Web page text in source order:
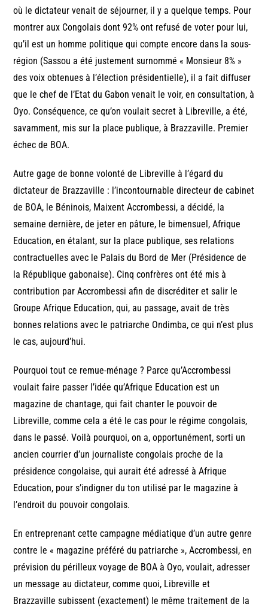
où le dictateur venait de séjourner, il y a quelque temps. Pour
montrer aux Congolais dont 92% ont refusé de voter pour lui,
qu’il est un homme politique qui compte encore dans la sous-
région (Sassou a été justement surnommé « Monsieur 8% »
des voix obtenues à l’élection présidentielle), il a fait diffuser
que le chef de l’Etat du Gabon venait le voir, en consultation, à
Oyo. Conséquence, ce qu’on voulait secret à Libreville, a été,
savamment, mis sur la place publique, à Brazzaville. Premier
échec de BOA.
Autre gage de bonne volonté de Libreville à l’égard du
dictateur de Brazzaville : l’incontournable directeur de cabinet
de BOA, le Béninois, Maixent Accrombessi, a décidé, la
semaine dernière, de jeter en pâture, le bimensuel, Afrique
Education, en étalant, sur la place publique, ses relations
contractuelles avec le Palais du Bord de Mer (Présidence de
la République gabonaise). Cinq confrères ont été mis à
contribution par Accrombessi afin de discréditer et salir le
Groupe Afrique Education, qui, au passage, avait de très
bonnes relations avec le patriarche Ondimba, ce qui n’est plus
le cas, aujourd’hui.
Pourquoi tout ce remue-ménage ? Parce qu’Accrombessi
voulait faire passer l’idée qu’Afrique Education est un
magazine de chantage, qui fait chanter le pouvoir de
Libreville, comme cela a été le cas pour le régime congolais,
dans le passé. Voilà pourquoi, on a, opportunément, sorti un
ancien courrier d’un journaliste congolais proche de la
présidence congolaise, qui aurait été adressé à Afrique
Education, pour s’indigner du ton utilisé par le magazine à
l’endroit du pouvoir congolais.
En entreprenant cette campagne médiatique d’un autre genre
contre le « magazine préféré du patriarche », Accrombessi, en
prévision du périlleux voyage de BOA à Oyo, voulait, adresser
un message au dictateur, comme quoi, Libreville et
Brazzaville subissent (exactement) le même traitement de la